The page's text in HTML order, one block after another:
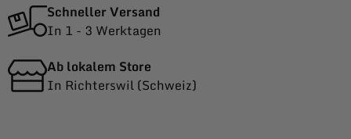
Schneller Versand
In 1 - 3 Werktagen
Ab lokalem Store
In Richterswil (Schweiz)